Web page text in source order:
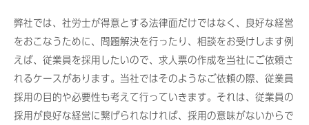
弊社では、社労士が得意とする法律面だけではなく、良好な経営
をおこなうために、問題解決を行ったり、相談をお受けします例
えば、従業員を採用したいので、求人票の作成を当社にご依頼さ
れるケースがあります。当社ではそのようなご依頼の際、従業員
採用の目的や必要性も考えて行っていきます。それは、従業員の
採用が良好な経営に繋げられなければ、採用の意味がないからで